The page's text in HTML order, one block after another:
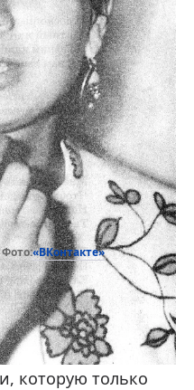
«ВКонтакте»
года, мать
родовое гнездо
которую только